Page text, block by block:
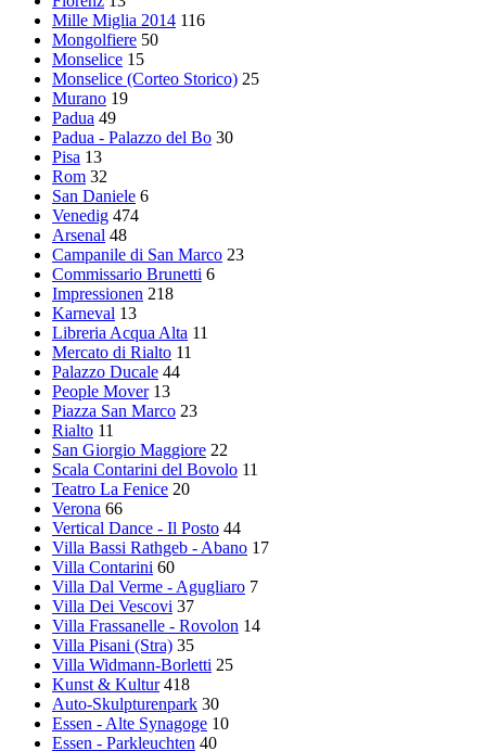
Mille Miglia 2014 116
Mongolfiere 50
Monselice 15
Monselice (Corteo Storico) 25
Murano 19
Padua 49
Padua - Palazzo del Bo 30
Pisa 13
Rom 32
San Daniele 6
Venedig 474
Arsenal 48
Campanile di San Marco 23
Commissario Brunetti 6
Impressionen 218
Karneval 13
Libreria Acqua Alta 11
Mercato di Rialto 11
Palazzo Ducale 44
People Mover 13
Piazza San Marco 23
Rialto 11
San Giorgio Maggiore 22
Scala Contarini del Bovolo 11
Teatro La Fenice 20
Verona 66
Vertical Dance - Il Posto 44
Villa Bassi Rathgeb - Abano 17
Villa Contarini 60
Villa Dal Verme - Agugliaro 7
Villa Dei Vescovi 37
Villa Frassanelle - Rovolon 14
Villa Pisani (Stra) 35
Villa Widmann-Borletti 25
Kunst & Kultur 418
Auto-Skulpturenpark 30
Essen - Alte Synagoge 10
Essen - Parkleuchten 40